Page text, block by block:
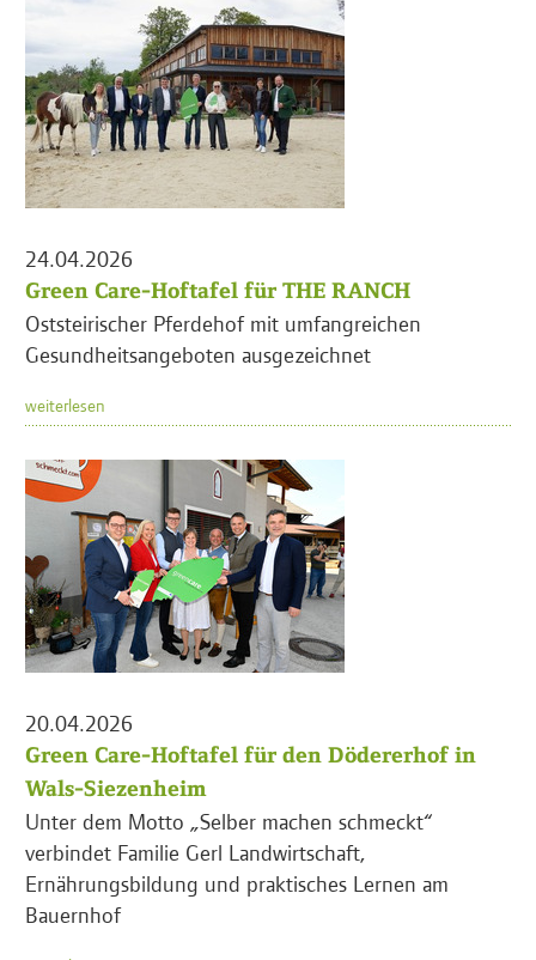
24.04.2026
Green Care-Hoftafel für THE RANCH
Oststeirischer Pferdehof mit umfangreichen
Gesundheitsangeboten ausgezeichnet
weiterlesen
20.04.2026
Green Care-Hoftafel für den Dödererhof in
Wals-Siezenheim
Unter dem Motto „Selber machen schmeckt“
verbindet Familie Gerl Landwirtschaft,
Ernährungsbildung und praktisches Lernen am
Bauernhof